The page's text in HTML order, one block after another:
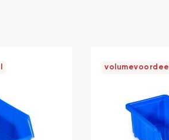
volumevoordeel